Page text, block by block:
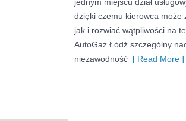
dzięki czemu kierowca może
jak i rozwiać wątpliwości na
AutoGaz Łódź szczególny
niezawodność [ Read More ]